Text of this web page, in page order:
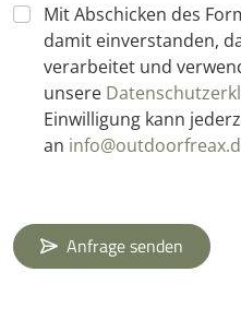
Mit Abschicken des
damit einverstanden,
verarbeitet und
unsere
Einwilligung kann
an
Anfrage senden